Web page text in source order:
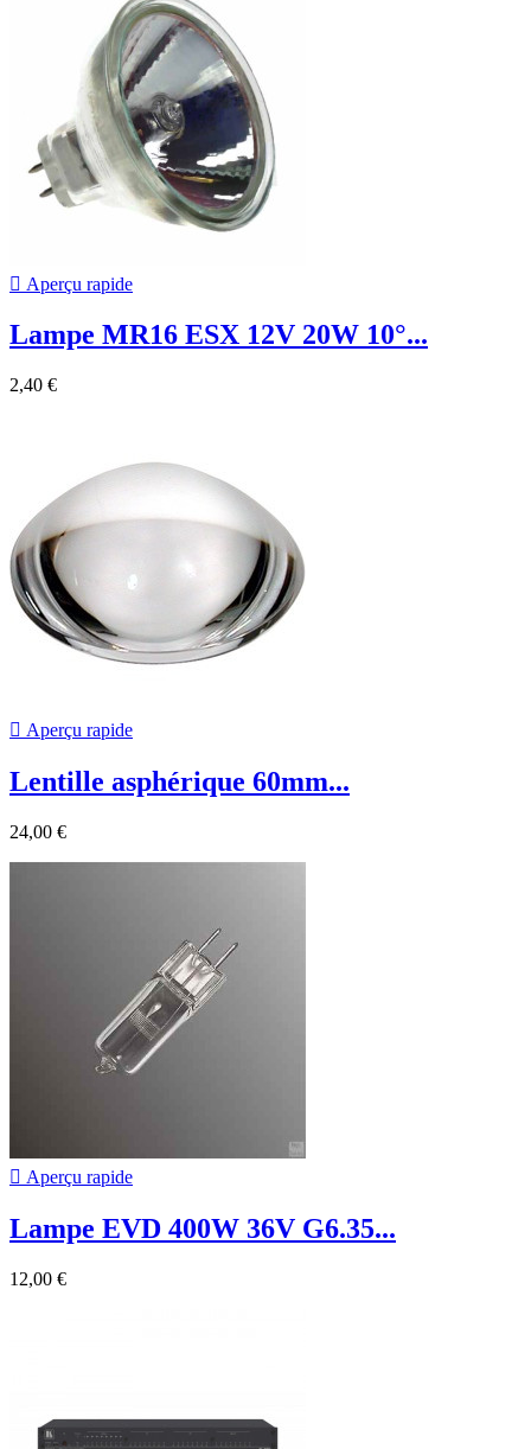
 Aperçu rapide
Lampe MR16 ESX 12V 20W 10°...
2,40 €
 Aperçu rapide
Lentille asphérique 60mm...
24,00 €
 Aperçu rapide
Lampe EVD 400W 36V G6.35...
12,00 €